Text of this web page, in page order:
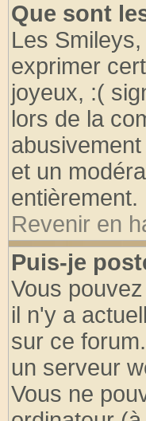
Que sont
Les
exprimer
joyeux, :(
lors de la
et un
entièrement.
Revenir en
Puis-je
Vous
il n'y a
sur ce
un serveur
Vous ne